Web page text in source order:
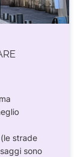
(le strade
sono